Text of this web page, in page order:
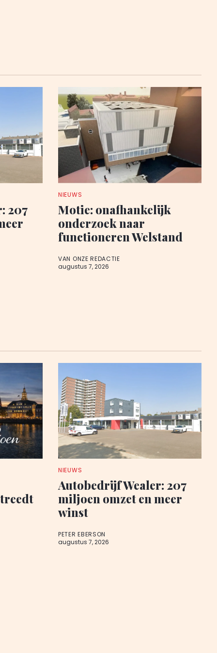
207
NIEUWS
Motie: onafhankelijk
onderzoek naar
functioneren Welstand
VAN ONZE REDACTIE
augustus 7, 2026
NIEUWS
Autobedrijf Wealer: 207
miljoen omzet en meer
winst
PETER EBERSON
augustus 7, 2026